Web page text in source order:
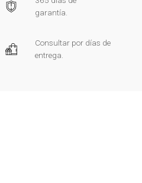
garantía.
Consultar por días de
entrega.